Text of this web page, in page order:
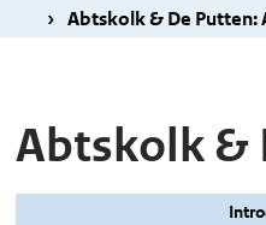
Abtskolk & De Putten:
Abtskolk &